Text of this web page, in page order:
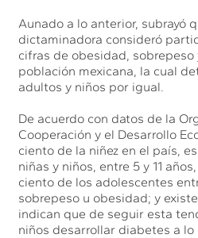
Aunado a lo anterior, subrayó
dictaminadora consideró
cifras de obesidad,
población mexicana, la cual
adultos y niños por igual.
De acuerdo con datos de la
Cooperación y el Desarrollo
ciento de la niñez en el país,
niñas y niños, entre 5 y 11
ciento de los adolescentes
sobrepeso u obesidad; y
indican que de seguir esta
niños desarrollar diabetes a lo